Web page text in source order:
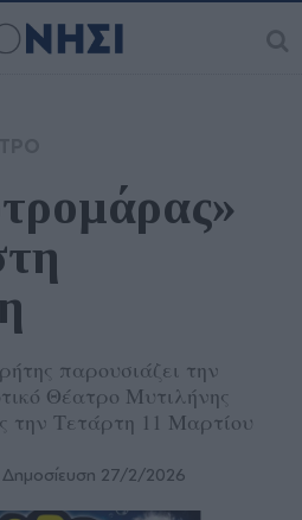
παρουσιάζει την
Θέατρο Μυτιλήνης
την Τετάρτη 11 Μαρτίου
Δημοσίευση 27/2/2026